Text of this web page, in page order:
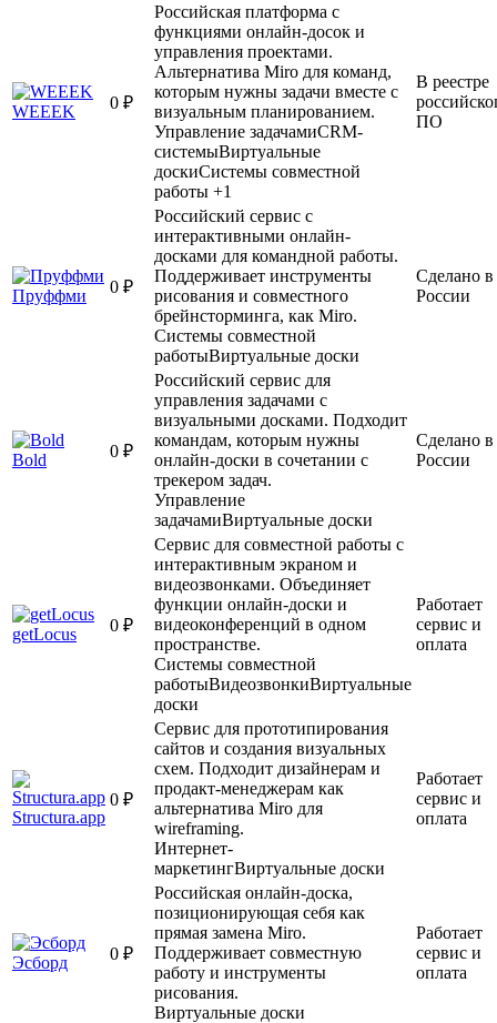
WEEEK 0 ₽
Российская платформа с
функциями онлайн-досок и
управления проектами.
Альтернатива Miro для команд,
которым нужны задачи вместе с
визуальным планированием.
Управление задачамиCRM-
системыВиртуальные
доскиСистемы совместной
работы +1
В реестре
ПО
Пруффми 0 ₽
Российский сервис с
интерактивными онлайн-
досками для командной работы.
Поддерживает инструменты
рисования и совместного
брейнсторминга, как Miro.
Системы совместной
работыВиртуальные доски
Сделано в
России
Bold 0 ₽
Российский сервис для
управления задачами с
визуальными досками. Подходит
командам, которым нужны
онлайн-доски в сочетании с
трекером задач.
Управление
задачамиВиртуальные доски
Сделано в
России
getLocus 0 ₽
Сервис для совместной работы с
интерактивным экраном и
видеозвонками. Объединяет
функции онлайн-доски и
видеоконференций в одном
пространстве.
Системы совместной
работыВидеозвонкиВиртуальные
доски
Работает
сервис и
оплата
Structura.app
0 ₽
Сервис для прототипирования
сайтов и создания визуальных
схем. Подходит дизайнерам и
продакт-менеджерам как
альтернатива Miro для
wireframing.
Интернет-
маркетингВиртуальные доски
Работает
сервис и
оплата
Эсборд 0 ₽
Российская онлайн-доска,
позиционирующая себя как
прямая замена Miro.
Поддерживает совместную
работу и инструменты
рисования.
Виртуальные доски
Работает
сервис и
оплата